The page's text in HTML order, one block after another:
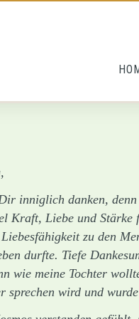
inniglich danken,
Kraft, Liebe und
zu den
durfte. Tiefe
wie meine Tochter
sprechen wird und